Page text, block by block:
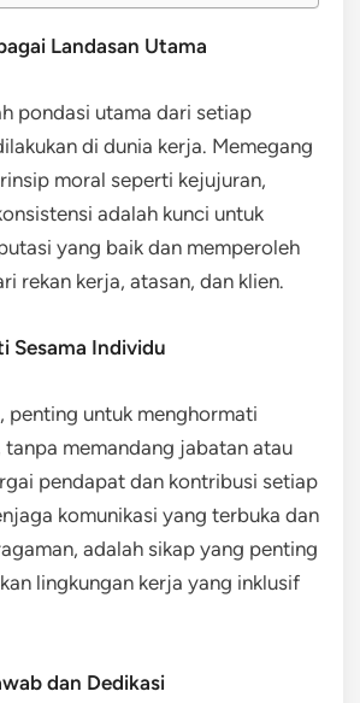
Landasan Utama
pondasi utama dari setiap
di dunia kerja. Memegang
moral seperti kejujuran,
adalah kunci untuk
yang baik dan memperoleh
rekan kerja, atasan, dan klien.
Sesama Individu
penting untuk menghormati
tanpa memandang jabatan atau
pendapat dan kontribusi setiap
komunikasi yang terbuka dan
adalah sikap yang penting
lingkungan kerja yang inklusif
dan Dedikasi